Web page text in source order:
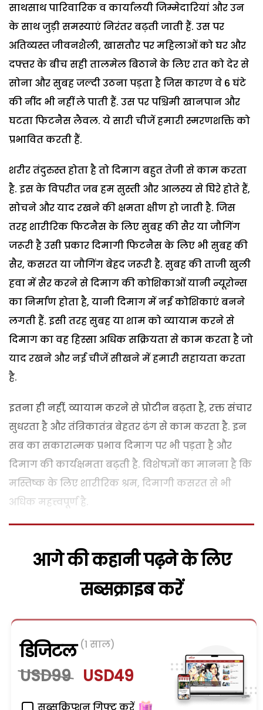
साथसाथ पारिवारिक व कार्यालयी जिम्मेदारियां और उन
के साथ जुड़ी समस्याएं निरंतर बढ़ती जाती हैं. उस पर
अतिव्यस्त जीवनशैली, खासतौर पर महिलाओं को घर और
दफ्तर के बीच सही तालमेल बिठाने के लिए रात को देर से
सोना और सुबह जल्दी उठना पड़ता है जिस कारण वे 6 घंटे
की नींद भी नहीं ले पाती हैं. उस पर पश्चिमी खानपान और
घटता फिटनैस लैवल. ये सारी चीजें हमारी स्मरणशक्ति को
प्रभावित करती हैं.
शरीर तंदुरुस्त होता है तो दिमाग बहुत तेजी से काम करता
है. इस के विपरीत जब हम सुस्ती और आलस्य से घिरे होते हैं,
सोचने और याद रखने की क्षमता क्षीण हो जाती है. जिस
तरह शारीरिक फिटनैस के लिए सुबह की सैर या जौगिंग
जरूरी है उसी प्रकार दिमागी फिटनैस के लिए भी सुबह की
सैर, कसरत या जौगिंग बेहद जरूरी है. सुबह की ताजी खुली
हवा में सैर करने से दिमाग की कोशिकाओं यानी न्यूरोन्स
का निर्माण होता है, यानी दिमाग में नई कोशिकाएं बनने
लगती हैं. इसी तरह सुबह या शाम को व्यायाम करने से
दिमाग का वह हिस्सा अधिक सक्रियता से काम करता है जो
याद रखने और नई चीजें सीखने में हमारी सहायता करता
है.
इतना ही नहीं, व्यायाम करने से प्रोटीन बढ़ता है, रक्त संचार
सुधरता है और तंत्रिकातंत्र बेहतर ढंग से काम करता है. इन
सब का सकारात्मक प्रभाव दिमाग पर भी पड़ता है और
दिमाग की कार्यक्षमता बढ़ती है. विशेषज्ञों का मानना है कि
मस्तिष्क के लिए शारीरिक श्रम, दिमागी कसरत से भी
अधिक महत्त्वपूर्ण है.
आगे की कहानी पढ़ने के लिए
सब्सक्राइब करें
डिजिटल (1 साल)
USD99 USD49
सब्सक्रिप्शन गिफ्ट करें